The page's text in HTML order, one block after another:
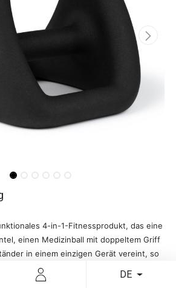
DE
4-in-1-Fitnessprodukt, das eine
einen Medizinball mit doppeltem Griff
in einem einzigen Gerät vereint, so
und einzigartige YBell-Übungen